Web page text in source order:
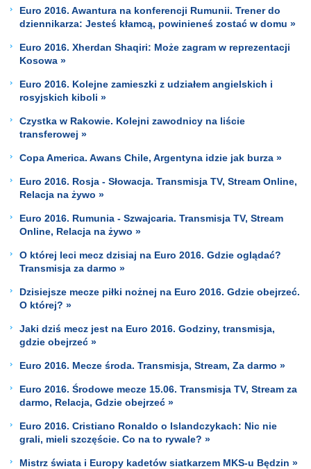
Euro 2016. Awantura na konferencji Rumunii. Trener do
dziennikarza: Jesteś kłamcą, powinieneś zostać w domu »
Euro 2016. Xherdan Shaqiri: Może zagram w reprezentacji
Kosowa »
Euro 2016. Kolejne zamieszki z udziałem angielskich i
rosyjskich kiboli »
Czystka w Rakowie. Kolejni zawodnicy na liście
transferowej »
Copa America. Awans Chile, Argentyna idzie jak burza »
Euro 2016. Rosja - Słowacja. Transmisja TV, Stream Online,
Relacja na żywo »
Euro 2016. Rumunia - Szwajcaria. Transmisja TV, Stream
Online, Relacja na żywo »
O której leci mecz dzisiaj na Euro 2016. Gdzie oglądać?
Transmisja za darmo »
Dzisiejsze mecze piłki nożnej na Euro 2016. Gdzie obejrzeć.
O której? »
Jaki dziś mecz jest na Euro 2016. Godziny, transmisja,
gdzie obejrzeć »
Euro 2016. Mecze środa. Transmisja, Stream, Za darmo »
Euro 2016. Środowe mecze 15.06. Transmisja TV, Stream za
darmo, Relacja, Gdzie obejrzeć »
Euro 2016. Cristiano Ronaldo o Islandczykach: Nic nie
grali, mieli szczęście. Co na to rywale? »
Mistrz świata i Europy kadetów siatkarzem MKS-u Będzin »